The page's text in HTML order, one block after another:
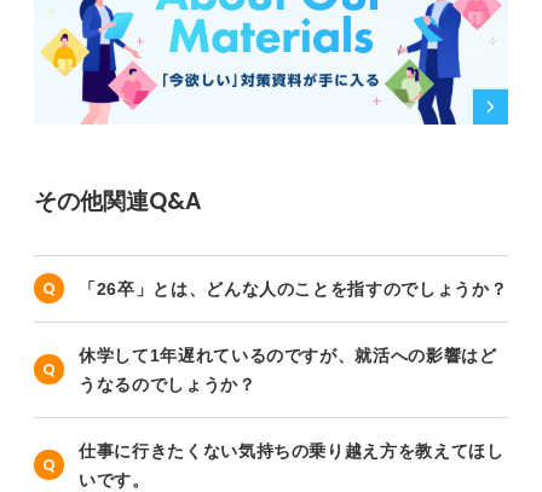
その他関連Q&A
「26卒」とは、どんな人のことを指すのでしょうか？
休学して1年遅れているのですが、就活への影響はど
うなるのでしょうか？
仕事に行きたくない気持ちの乗り越え方を教えてほし
いです。